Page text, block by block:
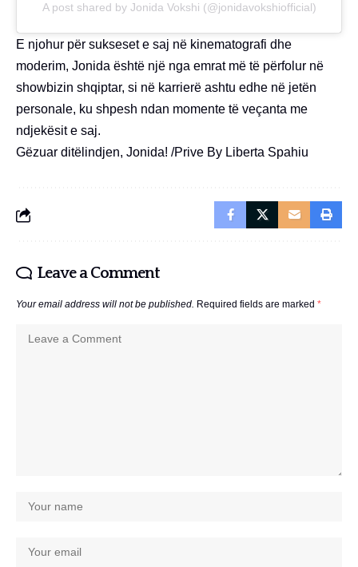
A post shared by Jonida Vokshi (@jonidavokshiofficial)
E njohur për sukseset e saj në kinematografi dhe
moderim, Jonida është një nga emrat më të përfolur në
showbizin shqiptar, si në karrierë ashtu edhe në jetën
personale, ku shpesh ndan momente të veçanta me
ndjekësit e saj.
Gëzuar ditëlindjen, Jonida! /Prive By Liberta Spahiu
Leave a Comment
Your email address will not be published. Required fields are marked *